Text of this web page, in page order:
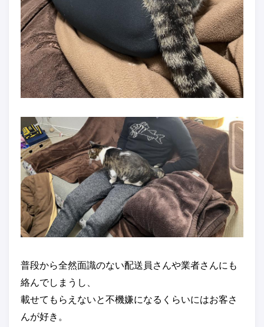
普段から全然面識のない配送員さんや業者さんにも
絡んでしまうし、
載せてもらえないと不機嫌になるくらいにはお客さ
んが好き。